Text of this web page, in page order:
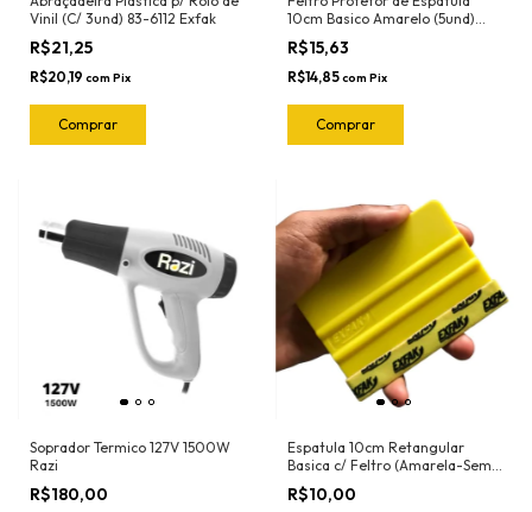
Vinil (C/ 3und) 83-6112 Exfak
R$21,25
R$20,19 com Pix
10cm Basico Amarelo (5und)
1090 Ronek
R$15,63
R$14,85com Pix
Soprador Termico 127V 1500W
Razi
R$180,00
Espatula 10cm Retangular
Basica c/ Feltro (Amarela-Semi
Flexivel) 50-2032 Exfak
R$10,00